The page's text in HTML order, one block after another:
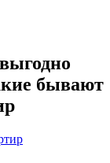
бывают